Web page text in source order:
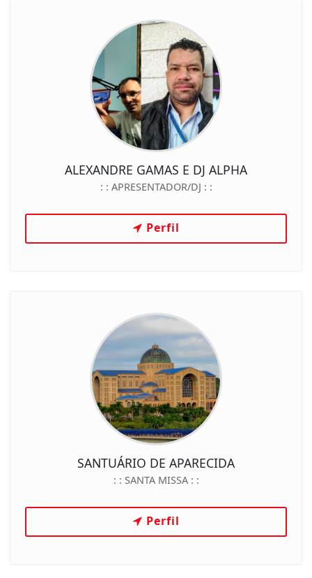
ALEXANDRE GAMAS E DJ ALPHA
: : APRESENTADOR/DJ : :
Perfil
SANTUÁRIO DE APARECIDA
: : SANTA MISSA : :
Perfil